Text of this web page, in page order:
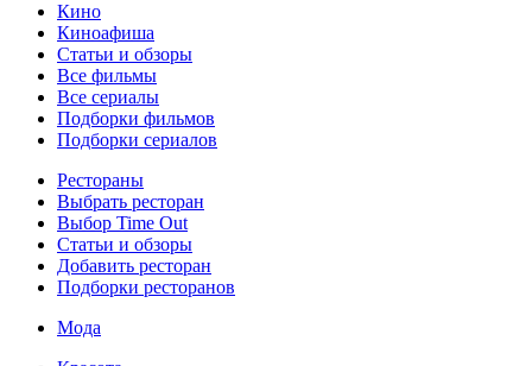
Кино
Киноафиша
Статьи и обзоры
Все фильмы
Все сериалы
Подборки фильмов
Подборки сериалов
Рестораны
Выбрать ресторан
Выбор Time Out
Статьи и обзоры
Добавить ресторан
Подборки ресторанов
Мода